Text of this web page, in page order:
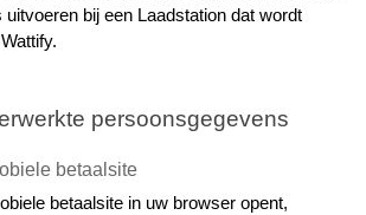
uitvoeren bij een Laadstation dat wordt
persoonsgegevens
betaalsite
betaalsite in uw browser opent,